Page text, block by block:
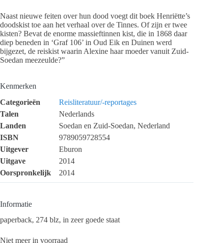
Naast nieuwe feiten over hun dood voegt dit boek Henriëtte’s
doodskist toe aan het verhaal over de Tinnes. Of zijn er twee
kisten? Bevat de enorme massieftinnen kist, die in 1868 daar
diep beneden in ‘Graf 106’ in Oud Eik en Duinen werd
bijgezet, de reiskist waarin Alexine haar moeder vanuit Zuid-
Soedan meezeulde?”
Kenmerken
Categorieën
Reisliteratuur/-reportages
Talen
Nederlands
Landen
Soedan en Zuid-Soedan, Nederland
ISBN
9789059728554
Uitgever
Eburon
Uitgave
2014
Oorspronkelijk
2014
Informatie
paperback, 274 blz, in zeer goede staat
Niet meer in voorraad